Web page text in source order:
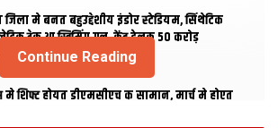
जिला मे बनत बहुउद्देशीय इंडोर स्‍टेडि‍यम, सिंथेटिक
ट्रेक आ स्विमिंग पुल, केंद्र देलक 50 करोड़
26, 2020
मे शिफ्ट होयत डीएमसीएच क सामान, मार्च मे होएत
Continue Reading